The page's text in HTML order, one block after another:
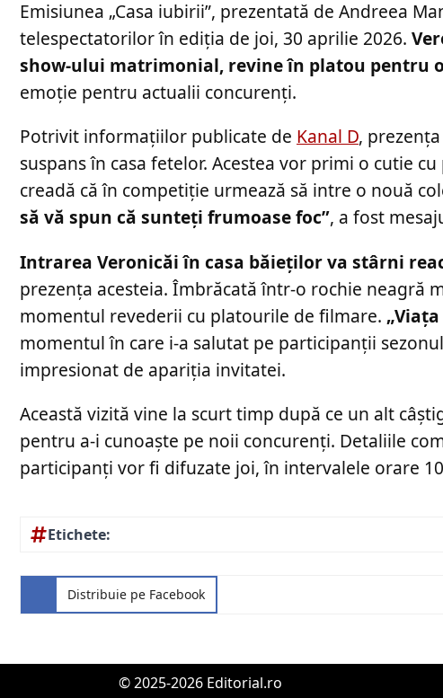
Emisiunea „Casa iubirii”, prezentată de Andreea
telespectatorilor în ediția de joi, 30 aprilie 2026.
show-ului matrimonial, revine în platou pentru
emoție pentru actualii concurenți.
Potrivit informațiilor publicate de Kanal D,
suspans în casa fetelor. Acestea vor primi o cutie
creadă că în competiție urmează să intre o nouă
să vă spun că sunteți frumoase foc”, a fost
Intrarea Veronicăi în casa băieților va stârni
prezența acesteia. Îmbrăcată într-o rochie neagră
momentul revederii cu platourile de filmare.
momentul în care i-a salutat pe participanții
impresionat de apariția invitatei.
Această vizită vine la scurt timp după ce un alt
pentru a-i cunoaște pe noii concurenți. Detaliile
participanți vor fi difuzate joi, în intervalele orare
Etichete:
Distribuie pe Facebook
© 2025-2026 Editorial.ro